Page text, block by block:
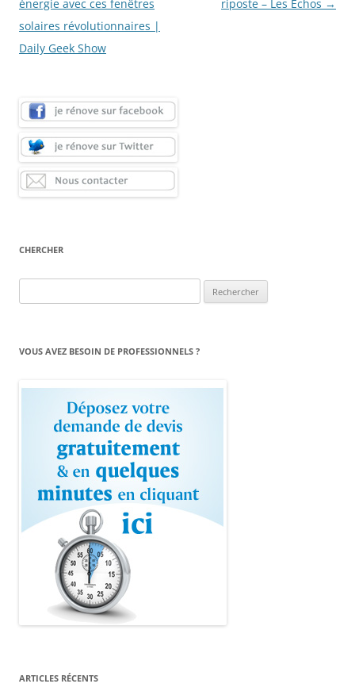
articles
énergie avec ces fenêtres
solaires révolutionnaires |
Daily Geek Show
riposte – Les Echos →
CHERCHER
VOUS AVEZ BESOIN DE PROFESSIONNELS ?
ARTICLES RÉCENTS